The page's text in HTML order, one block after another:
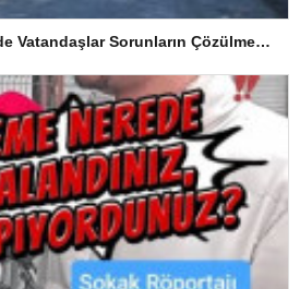
Hacımaşlı Mahallesi’nde Vatandaşlar Sorunların Çözülmesini Bekliyor